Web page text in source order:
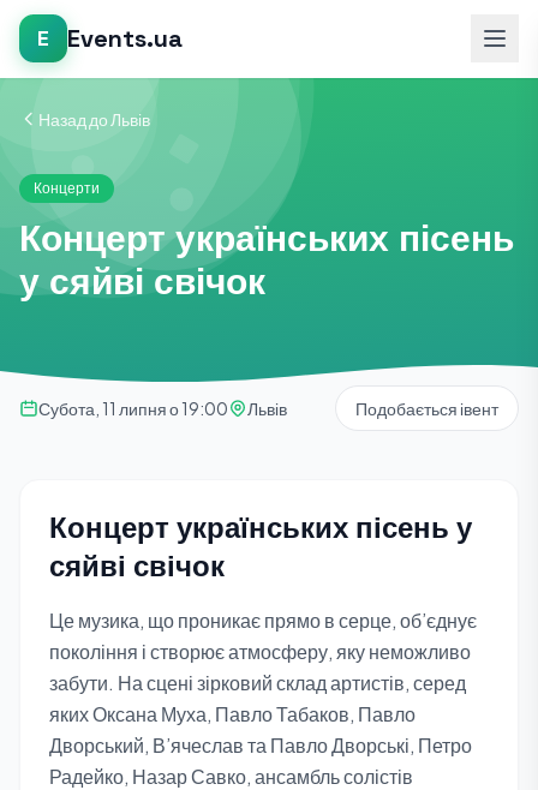
E Events.ua
Назад до Львів
Концерти
Концерт українських пісень
у сяйві свічок
Субота, 11 липня о 19:00 Львів Подобається івент
Концерт українських пісень у
сяйві свічок
Це музика, що проникає прямо в серце, об’єднує
покоління і створює атмосферу, яку неможливо
забути. На сцені зірковий склад артистів, серед
яких Оксана Муха, Павло Табаков, Павло
Дворський, В’ячеслав та Павло Дворські, Петро
Радейко, Назар Савко, ансамбль солістів